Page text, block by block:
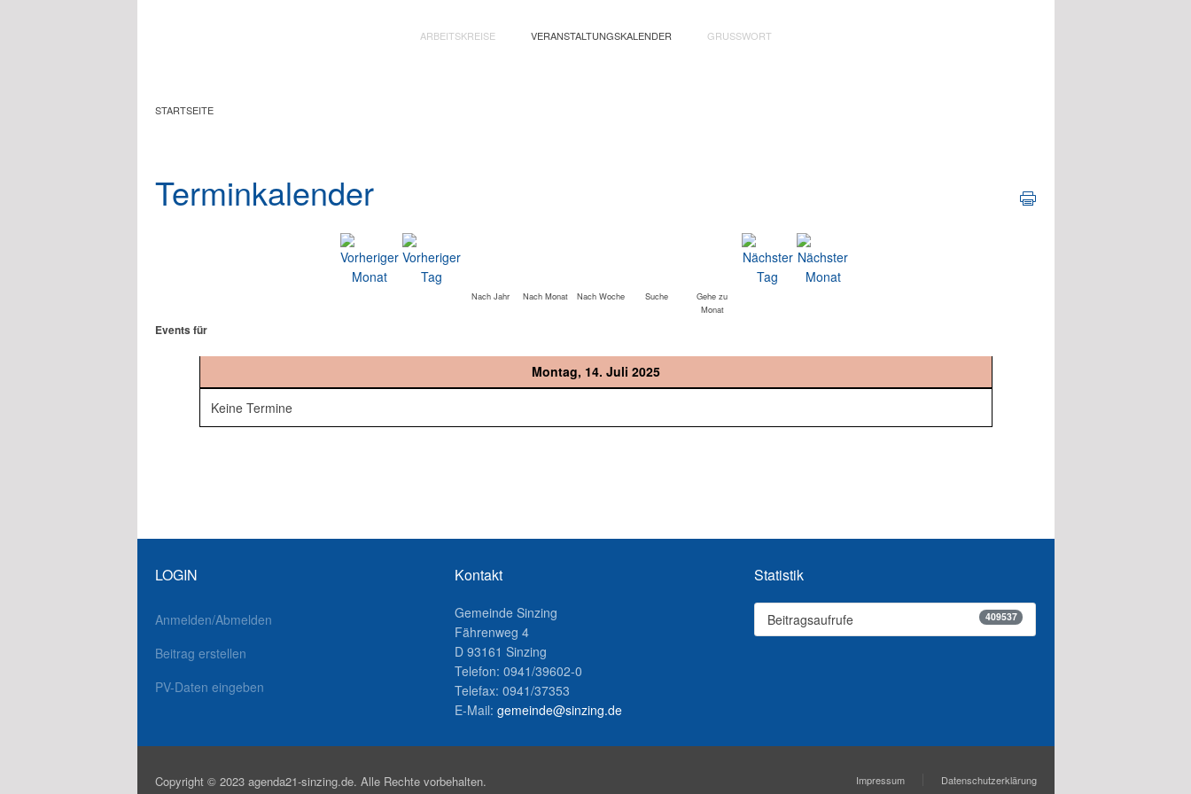
ARBEITSKREISE VERANSTALTUNGSKALENDER GRUSSWORT
STARTSEITE
Terminkalender
Nach Jahr Nach Monat Nach Woche Suche
Gehe zu
Monat
Events für
Montag, 14. Juli 2025
Keine Termine
LOGIN
Anmelden/Abmelden
Beitrag erstellen
PV-Daten eingeben
Kontakt
Gemeinde Sinzing
Fährenweg 4
D 93161 Sinzing
Telefon: 0941/39602-0
Telefax: 0941/37353
E-Mail: gemeinde@sinzing.de
Statistik
Beitragsaufrufe 409537
Copyright © 2023 agenda21-sinzing.de. Alle Rechte vorbehalten. Impressum Datenschutzerklärung